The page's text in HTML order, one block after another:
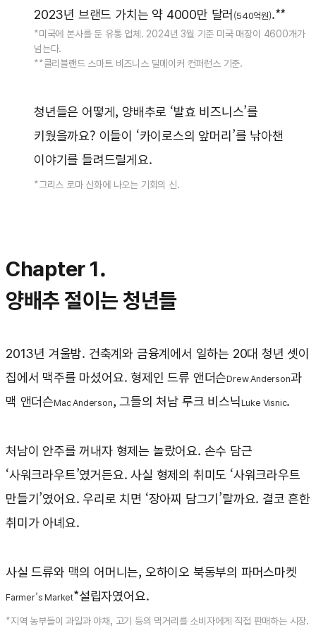
2023년 브랜드 가치는 약 4000만 달러 (540억원).**
*미국에 본사를 둔 유통 업체. 2024년 3월 기준 미국 매장이 4600개가
넘는다.
**클리블랜드 스마트 비즈니스 딜메이커 컨퍼런스 기준.
청년들은 어떻게, 양배추로 ‘발효 비즈니스’를
키웠을까요? 이들이 ‘카이로스의 앞머리’를 낚아챈
이야기를 들려드릴게요.
*그리스 로마 신화에 나오는 기회의 신.
Chapter 1.
양배추 절이는 청년들
2013년 겨울밤. 건축계와 금융계에서 일하는 20대 청년 셋이
집에서 맥주를 마셨어요. 형제인 드류 앤더슨Drew Anderson과
맥 앤더슨Mac Anderson, 그들의 처남 루크 비스닉Luke Visnic.
처남이 안주를 꺼내자 형제는 놀랐어요. 손수 담근
‘사워크라우트’였거든요. 사실 형제의 취미도 ‘사워크라우트
만들기’였어요. 우리로 치면 ‘장아찌 담그기’랄까요. 결코 흔한
취미가 아녜요.
사실 드류와 맥의 어머니는, 오하이오 북동부의 파머스마켓
Farmer’s Market*설립자였어요.
*지역 농부들이 과일과 야채, 고기 등의 먹거리를 소비자에게 직접 판매하는 시장.